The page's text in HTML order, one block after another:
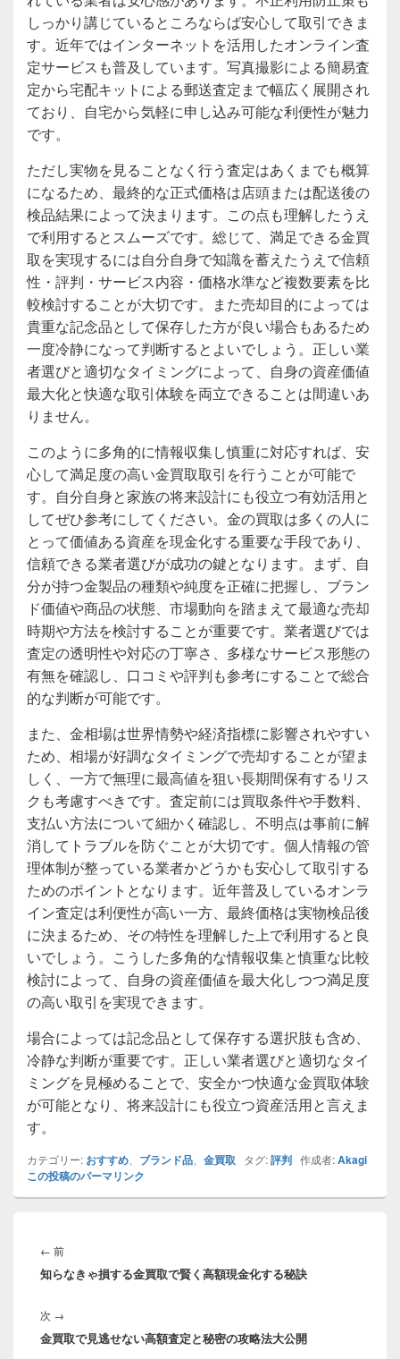
しっかり講じているところならば安心して取引できま
す。近年ではインターネットを活用したオンライン査
定サービスも普及しています。写真撮影による簡易査
定から宅配キットによる郵送査定まで幅広く展開され
ており、自宅から気軽に申し込み可能な利便性が魅力
です。
ただし実物を見ることなく行う査定はあくまでも概算
になるため、最終的な正式価格は店頭または配送後の
検品結果によって決まります。この点も理解したうえ
で利用するとスムーズです。総じて、満足できる金買
取を実現するには自分自身で知識を蓄えたうえで信頼
性・評判・サービス内容・価格水準など複数要素を比
較検討することが大切です。また売却目的によっては
貴重な記念品として保存した方が良い場合もあるため
一度冷静になって判断するとよいでしょう。正しい業
者選びと適切なタイミングによって、自身の資産価値
最大化と快適な取引体験を両立できることは間違いあ
りません。
このように多角的に情報収集し慎重に対応すれば、安
心して満足度の高い金買取取引を行うことが可能で
す。自分自身と家族の将来設計にも役立つ有効活用と
してぜひ参考にしてください。金の買取は多くの人に
とって価値ある資産を現金化する重要な手段であり、
信頼できる業者選びが成功の鍵となります。まず、自
分が持つ金製品の種類や純度を正確に把握し、ブラン
ド価値や商品の状態、市場動向を踏まえて最適な売却
時期や方法を検討することが重要です。業者選びでは
査定の透明性や対応の丁寧さ、多様なサービス形態の
有無を確認し、口コミや評判も参考にすることで総合
的な判断が可能です。
また、金相場は世界情勢や経済指標に影響されやすい
ため、相場が好調なタイミングで売却することが望ま
しく、一方で無理に最高値を狙い長期間保有するリス
クも考慮すべきです。査定前には買取条件や手数料、
支払い方法について細かく確認し、不明点は事前に解
消してトラブルを防ぐことが大切です。個人情報の管
理体制が整っている業者かどうかも安心して取引する
ためのポイントとなります。近年普及しているオンラ
イン査定は利便性が高い一方、最終価格は実物検品後
に決まるため、その特性を理解した上で利用すると良
いでしょう。こうした多角的な情報収集と慎重な比較
検討によって、自身の資産価値を最大化しつつ満足度
の高い取引を実現できます。
場合によっては記念品として保存する選択肢も含め、
冷静な判断が重要です。正しい業者選びと適切なタイ
ミングを見極めることで、安全かつ快適な金買取体験
が可能となり、将来設計にも役立つ資産活用と言えま
す。
カテゴリー: おすすめ ブランド品 金買取 タグ:評判 作成者:Akagi
この投稿のパーマリンク
稿
ナ
ゲ
ー
シ
← 前前
の
知らなきゃ損する金買取で賢く高額現金化する秘訣
次 →
の
金買取で見逃せない高額査定と秘密の攻略法大公開